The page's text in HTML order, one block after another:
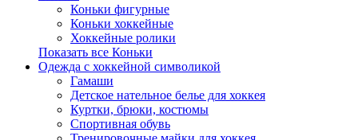
Коньки фигурные
Коньки хоккейные
Хоккейные ролики
Показать все Коньки
Одежда с хоккейной символикой
Гамаши
Детское нательное белье для хоккея
Куртки, брюки, костюмы
Спортивная обувь